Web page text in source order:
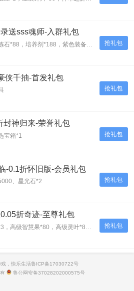
抢礼包
送sss魂师-入群礼包
抢礼包
侠千抽-首发礼包
抢礼包
封神归来-荣誉礼包
宝箱*1
抢礼包
-0.1折怀旧版-会员礼包
、星光石*2
抢礼包
折奇迹-至尊礼包
，10000金币，精灵长袍
，快乐生活鲁ICP备17030722号
鲁公网安备37028202000575号